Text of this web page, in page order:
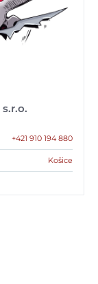
s.r.o.
+421 910 194 880
Košice